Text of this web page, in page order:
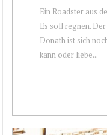
Ein Roadster aus
Es soll regnen.
Donath ist sich
kann oder liebe...